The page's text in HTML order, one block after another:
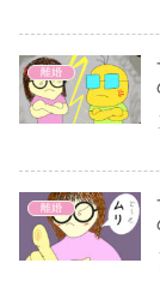
離婚
離婚